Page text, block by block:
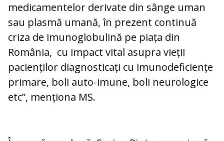
medicamentelor derivate din sânge uman
sau plasmă umană, în prezent continuă
criza de imunoglobulină pe piața din
România, cu impact vital asupra vieții
pacienților diagnosticați cu imunodeficiențe
primare, boli auto-imune, boli neurologice
etc”, menționa MS.